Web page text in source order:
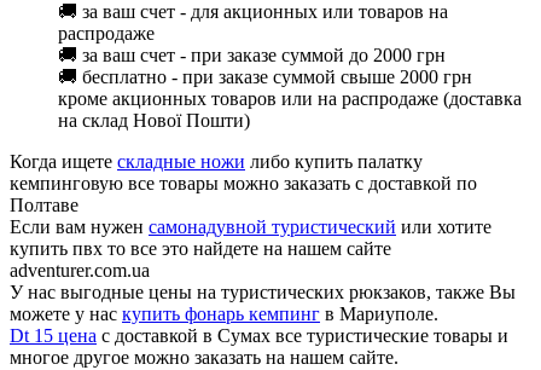
🚚 за ваш счет - для акционных или товаров на
распродаже
🚚 за ваш счет - при заказе суммой до 2000 грн
🚚 бесплатно - при заказе суммой свыше 2000 грн
кроме акционных товаров или на распродаже (доставка
на склад Нової Пошти)
Когда ищете складные ножи либо купить палатку
кемпинговую все товары можно заказать с доставкой по
Полтаве
Если вам нужен самонадувной туристический или хотите
купить пвх то все это найдете на нашем сайте
adventurer.com.ua
У нас выгодные цены на туристических рюкзаков, также Вы
можете у нас купить фонарь кемпинг в Мариуполе.
Dt 15 цена с доставкой в Сумах все туристические товары и
многое другое можно заказать на нашем сайте.